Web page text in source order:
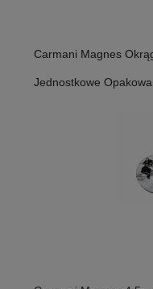
Carmani Magnes
Jednostkowe